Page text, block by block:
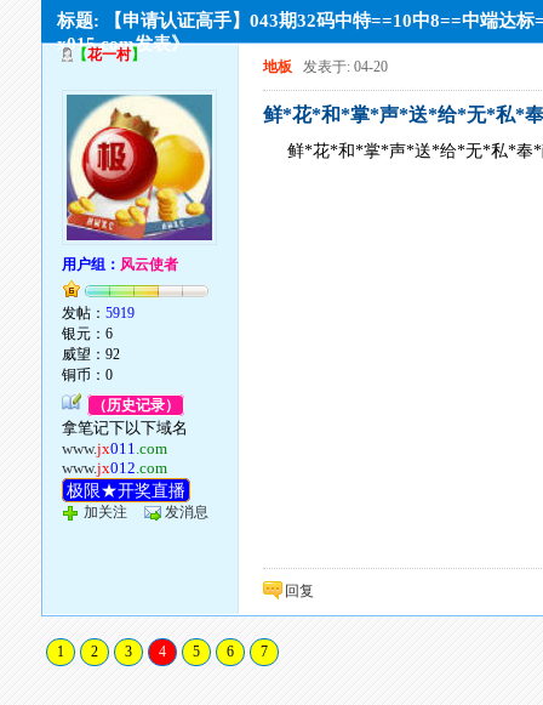
标题: 【申请认证高手】043期32码中特==10中8==中端达标
x015.com发表》
【花一村】
用户组： 风云使者
发帖：5919
银元：6
威望：92
铜币：0
（历史记录）
拿笔记下以下域名
www.jx011.com
www.jx012.com
极限★开奖直播
加关注 发消息
地板 发表于: 04-20
鲜*花*和*掌*声*送*给*无*私*
鲜*花*和*掌*声*送*给*无*私*奉
回复
1 2 3 4 5 6 7